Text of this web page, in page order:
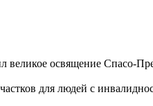
освящение Спасо-
для людей с